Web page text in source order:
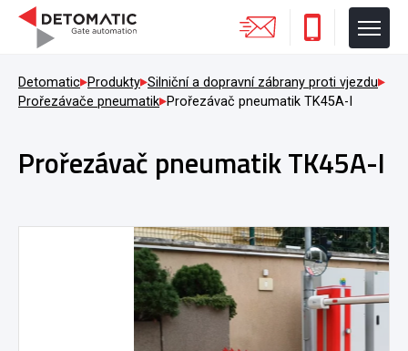
Detomatic Produkty Silniční a dopravní zábrany proti vjezdu
Prořezávače pneumatik Prořezávač pneumatik TK45A-I
Prořezávač pneumatik TK45A-I